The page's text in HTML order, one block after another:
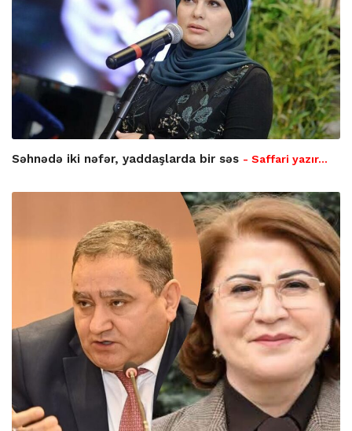
Səhnədə iki nəfər, yaddaşlarda bir səs - Saffari yazır…